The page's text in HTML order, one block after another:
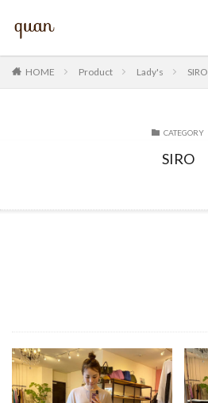
HOME Product Lady's SIRO
CATEGORY
SIRO
検索